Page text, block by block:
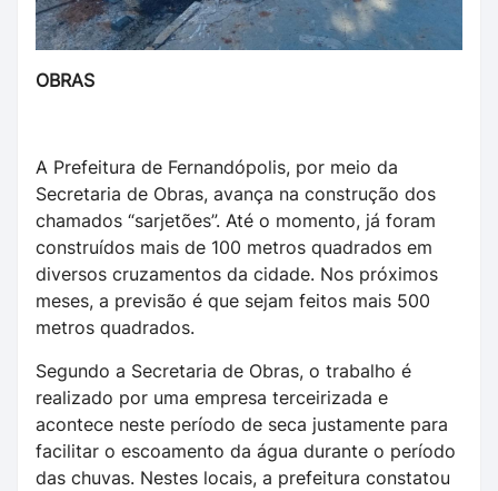
OBRAS
A Prefeitura de Fernandópolis, por meio da
Secretaria de Obras, avança na construção dos
chamados “sarjetões”. Até o momento, já foram
construídos mais de 100 metros quadrados em
diversos cruzamentos da cidade. Nos próximos
meses, a previsão é que sejam feitos mais 500
metros quadrados.
Segundo a Secretaria de Obras, o trabalho é
realizado por uma empresa terceirizada e
acontece neste período de seca justamente para
facilitar o escoamento da água durante o período
das chuvas. Nestes locais, a prefeitura constatou